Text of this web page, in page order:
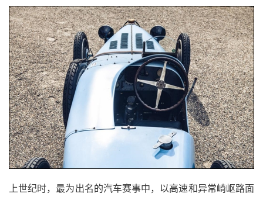
上世纪时，最为出名的汽车赛事中，以高速和异常崎岖路面